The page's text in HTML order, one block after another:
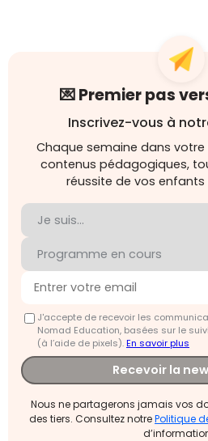
💌 Premier pas
Inscrivez-vous à
Chaque semaine dans
contenus pédagogiques,
réussite de vos enfants
J'accepte de recevoir les
Nomad Education, basées sur le
(à l’aide de pixels).En savoir plus
Recevoir la
Nous ne partagerons jamais vos
des tiers. Consultez notrePolitique